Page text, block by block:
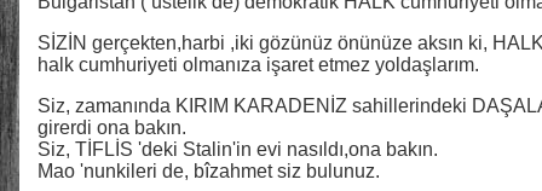
SİZİN gerçekten,harbi ,iki gözünüz önünüze aksın ki,
halk cumhuriyeti olmanıza işaret etmez yoldaşlarım.
Siz, zamanında KIRIM KARADENİZ sahillerindeki
girerdi ona bakın.
Siz, TİFLİS 'deki Stalin'in evi nasıldı,ona bakın.
Mao 'nunkileri de, bîzahmet siz bulunuz.